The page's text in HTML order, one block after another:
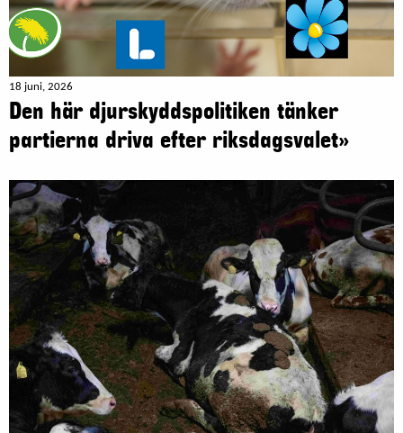
18 juni, 2026
Den här djurskyddspolitiken tänker
partierna driva efter riksdagsvalet»